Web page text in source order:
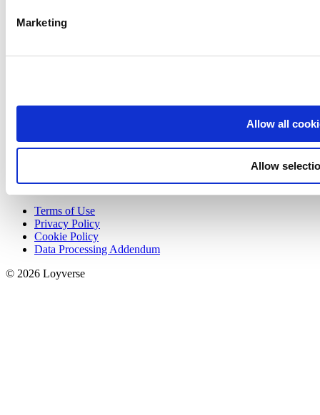
Marketing
Allow all
Allow
API documentation
Terms of Use
Privacy Policy
Cookie Policy
Data Processing Addendum
© 2026 Loyverse